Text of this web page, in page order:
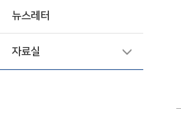
뉴스레터
자료실